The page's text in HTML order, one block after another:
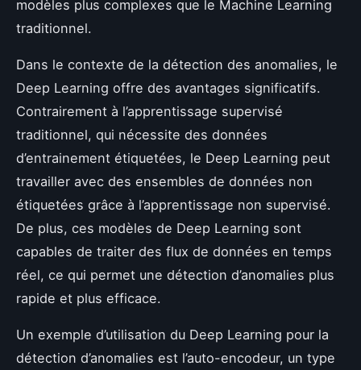
modèles plus complexes que le Machine Learning
traditionnel.
Dans le contexte de la détection des anomalies, le
Deep Learning offre des avantages significatifs.
Contrairement à l’apprentissage supervisé
traditionnel, qui nécessite des données
d’entrainement étiquetées, le Deep Learning peut
travailler avec des ensembles de données non
étiquetées grâce à l’apprentissage non supervisé.
De plus, ces modèles de Deep Learning sont
capables de traiter des flux de données en temps
réel, ce qui permet une détection d’anomalies plus
rapide et plus efficace.
Un exemple d’utilisation du Deep Learning pour la
détection d’anomalies est l’auto-encodeur, un type